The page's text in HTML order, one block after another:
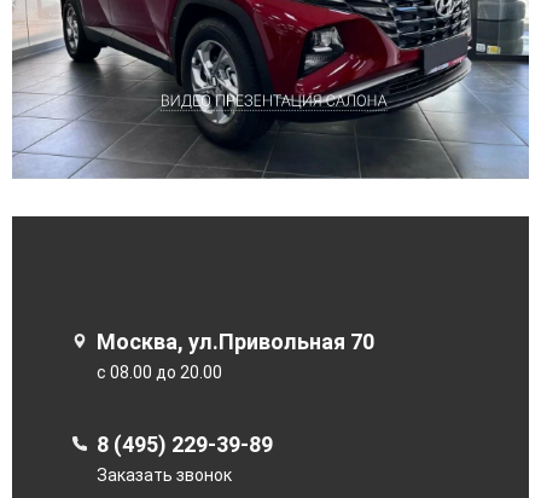
Москва, ул.Привольная 70
с 08.00 до 20.00
8 (495) 229-39-89
Заказать звонок